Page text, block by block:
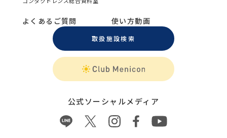
よくあるご質問 使い方動画
取扱施設検索
公式ソーシャルメディア